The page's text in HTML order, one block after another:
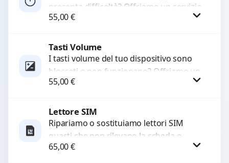
presenta difficoltà? Offriamo un servizio
professionale di riparazione o
55,00€
Tasti Volume
I tasti volume del tuo dispositivo sono
bloccati o non funzionano? Offriamo un
servizio di riparazione o sostituzione
55,00€
Lettore SIM
Ripariamo o sostituiamo lettori SIM
guasti che non rilevano la scheda o
interrompono il segnale. Utilizziamo
65,00€